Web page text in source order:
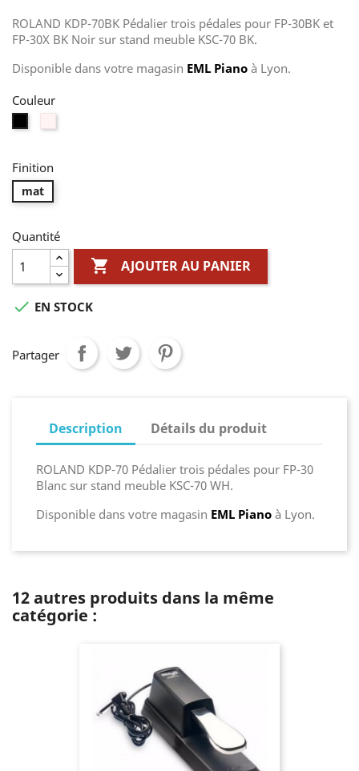
ROLAND KDP-70BK Pédalier trois pédales pour FP-30BK et
FP-30X BK Noir sur stand meuble KSC-70 BK.
Disponible dans votre magasin EML Piano à Lyon.
Couleur
Finition
mat
Quantité
 AJOUTER AU PANIER
 EN STOCK
Partager
Description Détails du produit
ROLAND KDP-70 Pédalier trois pédales pour FP-30
Blanc sur stand meuble KSC-70 WH.
Disponible dans votre magasin EML Piano à Lyon.
12 autres produits dans la même
catégorie :